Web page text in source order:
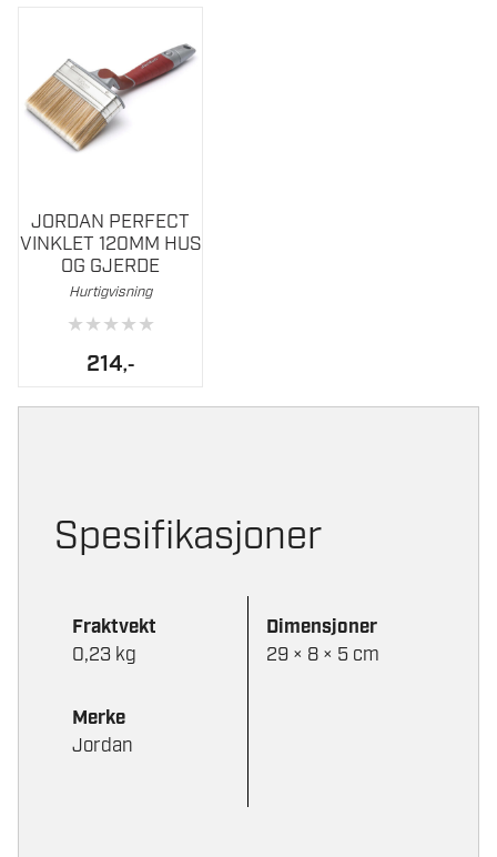
JORDAN PERFECT
VINKLET 120MM HUS
OG GJERDE
Hurtigvisning
★★★★★
214,-
Spesifikasjoner
Fraktvekt
0,23 kg
Dimensjoner
29 × 8 × 5 cm
Merke
Jordan